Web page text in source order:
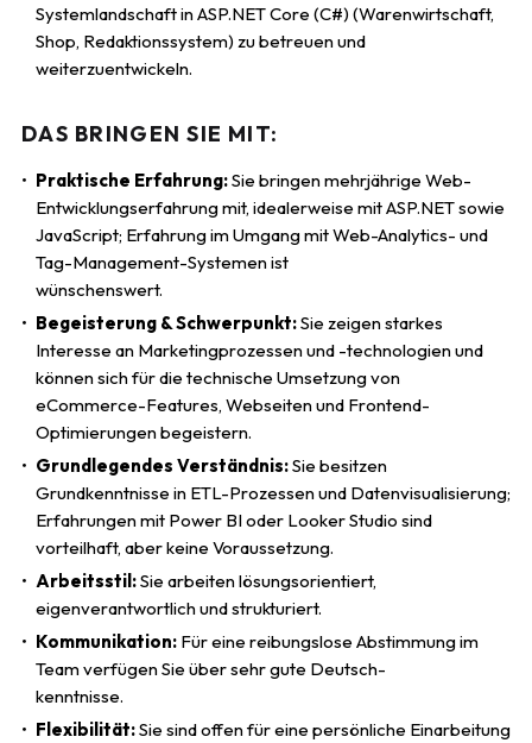
Systemlandschaft in ASP.NET Core (C#) (Warenwirtschaft,
Shop, Redaktionssystem) zu betreuen und
weiterzuentwickeln.
DAS BRINGEN SIE MIT:
Praktische Erfahrung:Sie bringen mehrjährige Web-
Entwicklungserfahrung mit, idealerweise mit ASP.NET sowie
JavaScript; Erfahrung im Umgang mit Web-Analytics- und
Tag-Management-Systemen ist
wünschenswert.
Begeisterung & Schwerpunkt:Sie zeigen starkes
Interesse an Marketingprozessen und -technologien und
können sich für die technische Umsetzung von
eCommerce-Features, Webseiten und Frontend-
Optimierungen begeistern.
Grundlegendes Verständnis:Sie besitzen
Grundkenntnisse in ETL-Prozessen und Datenvisualisierung;
Erfahrungen mit Power BI oder Looker Studio sind
vorteilhaft, aber keine Voraussetzung.
Arbeitsstil:Sie arbeiten lösungsorientiert,
eigenverantwortlich und strukturiert.
Kommunikation:Für eine reibungslose Abstimmung im
Team verfügen Sie über sehr gute Deutsch-
kenntnisse.
Flexibilität:Sie sind offen für eine persönliche Einarbeitung